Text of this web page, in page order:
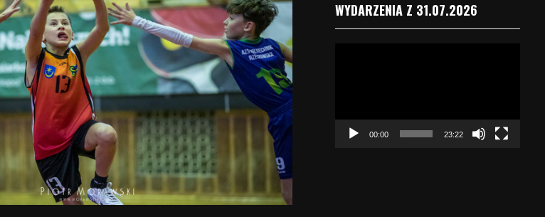
WYDARZENIA Z 31.07.2026
00:00 23:22